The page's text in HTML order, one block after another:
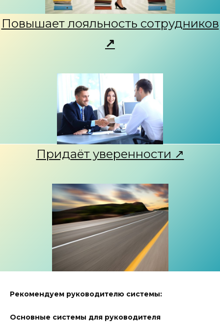
Повышает лояльность сотрудников
↗
Придаёт уверенности ↗
Рекомендуем руководителю системы:
Основные системы для руководителя